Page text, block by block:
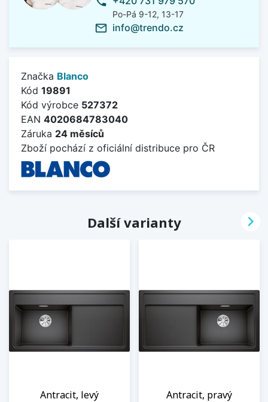
Po-Pá 9-12, 13-17
mail_outline info@trendo.cz
Značka Blanco
Kód 19891
Kód výrobce 527372
EAN 4020684783040
Záruka 24 měsíců
Zboží pochází z oficiální distribuce pro ČR
Další varianty
Antracit, levý Antracit, pravý
